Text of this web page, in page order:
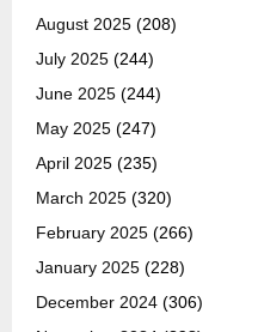
August 2025 (208)
July 2025 (244)
June 2025 (244)
May 2025 (247)
April 2025 (235)
March 2025 (320)
February 2025 (266)
January 2025 (228)
December 2024 (306)